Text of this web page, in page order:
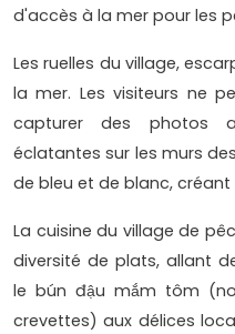
d'accès à la mer pour les
Les ruelles du village,
la mer. Les visiteurs ne
capturer des photos
éclatantes sur les murs
de bleu et de blanc,
La cuisine du village de
diversité de plats, allant
le bún đậu mắm tôm
crevettes) aux délices